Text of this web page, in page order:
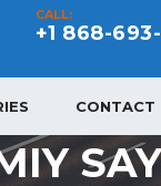
CALL:
+1 868-
CONTACT